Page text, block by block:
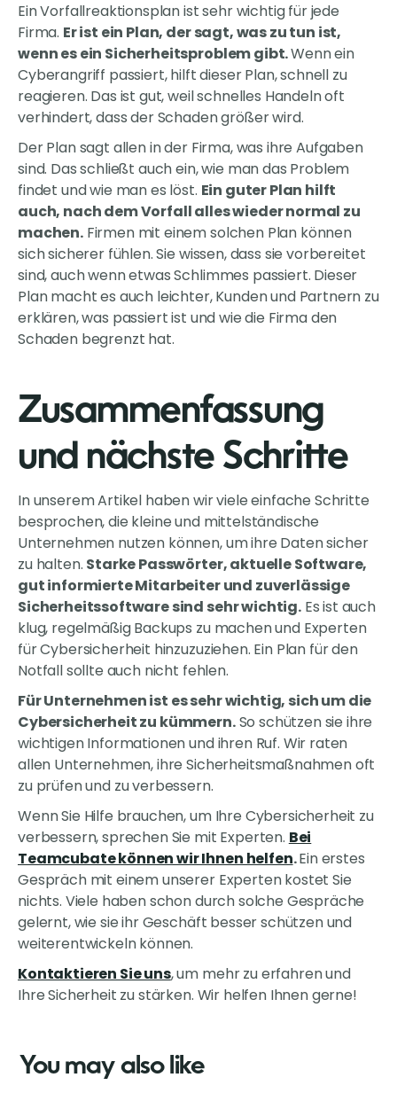
Ein Vorfallreaktionsplan ist sehr wichtig für jede
Firma. Er ist ein Plan, der sagt, was zu tun ist,
wenn es ein Sicherheitsproblem gibt.Wenn ein
Cyberangriff passiert, hilft dieser Plan, schnell zu
reagieren. Das ist gut, weil schnelles Handeln oft
verhindert, dass der Schaden größer wird.
Der Plan sagt allen in der Firma, was ihre Aufgaben
sind. Das schließt auch ein, wie man das Problem
findet und wie man es löst. Ein guter Plan hilft
auch, nach dem Vorfall alles wieder normal zu
machen.Firmen mit einem solchen Plan können
sich sicherer fühlen. Sie wissen, dass sie vorbereitet
sind, auch wenn etwas Schlimmes passiert. Dieser
Plan macht es auch leichter, Kunden und Partnern zu
erklären, was passiert ist und wie die Firma den
Schaden begrenzt hat.
Zusammenfassung
und nächste Schritte
In unserem Artikel haben wir viele einfache Schritte
besprochen, die kleine und mittelständische
Unternehmen nutzen können, um ihre Daten sicher
zu halten. Starke Passwörter, aktuelle Software,
gut informierte Mitarbeiter und zuverlässige
Sicherheitssoftware sind sehr wichtig.Es ist auch
klug, regelmäßig Backups zu machen und Experten
für Cybersicherheit hinzuzuziehen. Ein Plan für den
Notfall sollte auch nicht fehlen.
Für Unternehmen ist es sehr wichtig, sich um die
Cybersicherheit zu kümmern.So schützen sie ihre
wichtigen Informationen und ihren Ruf. Wir raten
allen Unternehmen, ihre Sicherheitsmaßnahmen oft
zu prüfen und zu verbessern.
Wenn Sie Hilfe brauchen, um Ihre Cybersicherheit zu
verbessern, sprechen Sie mit Experten. Bei
Teamcubate können wir Ihnen helfen.Ein erstes
Gespräch mit einem unserer Experten kostet Sie
nichts. Viele haben schon durch solche Gespräche
gelernt, wie sie ihr Geschäft besser schützen und
weiterentwickeln können.
Kontaktieren Sie uns, um mehr zu erfahren und
Ihre Sicherheit zu stärken. Wir helfen Ihnen gerne!
You may also like